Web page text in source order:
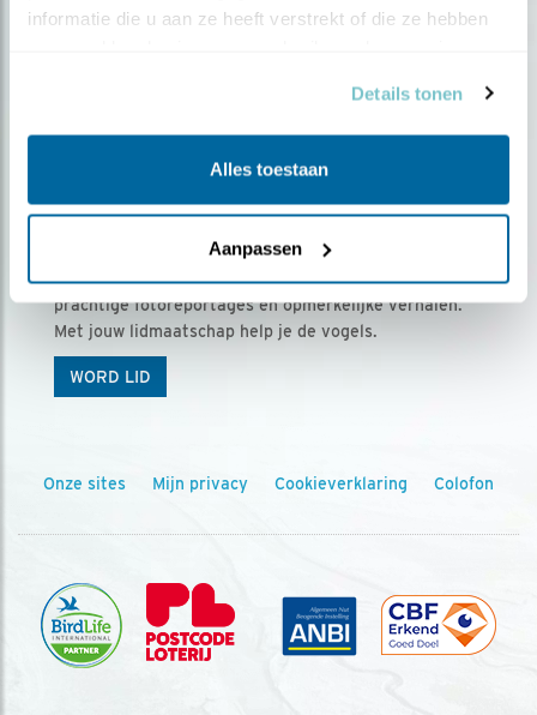
informatie die u aan ze heeft verstrekt of die ze hebben
Details tonen
Alles toestaan
Aanpassen
Ontvang 5 x Vogels voor € 36,00 per jaar
Vogels is het tijdschrift voor onze leden, met
prachtige fotoreportages en opmerkelijke verhalen.
Met jouw lidmaatschap help je de vogels.
WORD LID
Onze sites Mijn privacy Cookieverklaring Colofon